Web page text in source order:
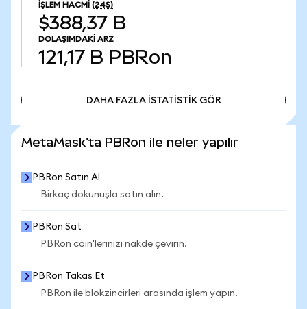
İŞLEM HACMI (24S)
$388,37 B
DOLAŞIMDAKI ARZ
121,17 B PBRon
DAHA FAZLA İSTATİSTİK GÖR
MetaMask'ta PBRon ile neler yapılır
PBRon Satın Al
Birkaç dokunuşla satın alın.
PBRon Sat
PBRon coin'lerinizi nakde çevirin.
PBRon Takas Et
PBRon ile blokzincirleri arasında işlem yapın.